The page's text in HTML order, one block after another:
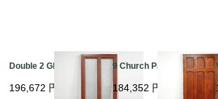
Double 2 Glass
196,672 円
9 Church Panel
184,352 円